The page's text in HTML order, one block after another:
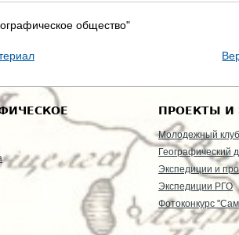
общество"
ПРОЕКТЫ И
Молодежный клуб
Географический
Экспедиции и
Экспедиции РГО
Фотоконкурс